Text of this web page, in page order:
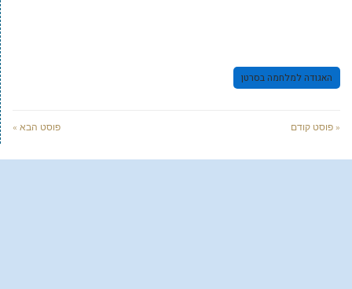
האגודה למלחמה בסרטן
« פוסט קודם פוסט הבא »